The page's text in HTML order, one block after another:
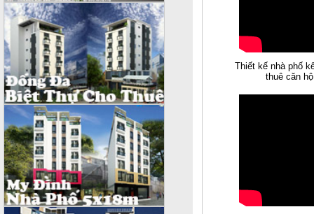
Thiết kế nhà phố
thuê căn